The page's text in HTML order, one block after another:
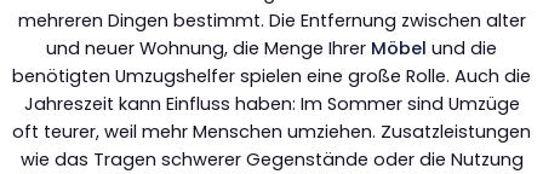
mehreren Dingen bestimmt. Die Entfernung zwischen alter
und neuer Wohnung, die Menge Ihrer Möbel und die
benötigten Umzugshelfer spielen eine große Rolle. Auch die
Jahreszeit kann Einfluss haben: Im Sommer sind Umzüge
oft teurer, weil mehr Menschen umziehen. Zusatzleistungen
wie das Tragen schwerer Gegenstände oder die Nutzung